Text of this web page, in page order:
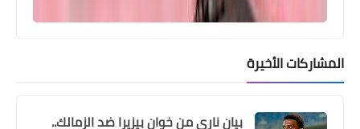
الخطيب يشكر شوقي ومهند وسراج الدين
ومي ويتجاهل حسام غالي
المشاركات الأخيرة
بيان ناري من خوان بيزيرا ضد الزمالك..